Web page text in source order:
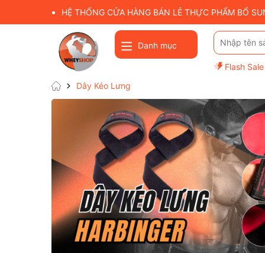
HỆ THỐNG CỬA HÀNG BÁN LẺ THỰC PHẨM BỔ
Danh mục
Flash Sale
Dây Kéo Lưng